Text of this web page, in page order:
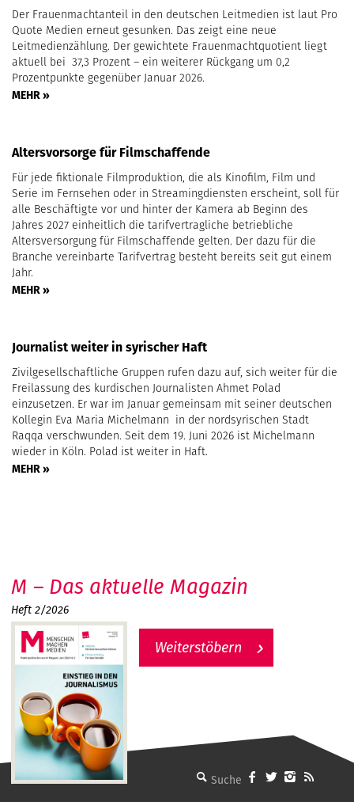
Der Frauenmachtanteil in den deutschen Leitmedien ist laut Pro
Quote Medien erneut gesunken. Das zeigt eine neue
Leitmedienzählung. Der gewichtete Frauenmachtquotient liegt
aktuell bei 37,3 Prozent – ein weiterer Rückgang um 0,2
Prozentpunkte gegenüber Januar 2026.
MEHR »
Altersvorsorge für Filmschaffende
Für jede fiktionale Filmproduktion, die als Kinofilm, Film und
Serie im Fernsehen oder in Streamingdiensten erscheint, soll für
alle Beschäftigte vor und hinter der Kamera ab Beginn des
Jahres 2027 einheitlich die tarifvertragliche betriebliche
Altersversorgung für Filmschaffende gelten. Der dazu für die
Branche vereinbarte Tarifvertrag besteht bereits seit gut einem
Jahr.
MEHR »
Journalist weiter in syrischer Haft
Zivilgesellschaftliche Gruppen rufen dazu auf, sich weiter für die
Freilassung des kurdischen Journalisten Ahmet Polad
einzusetzen. Er war im Januar gemeinsam mit seiner deutschen
Kollegin Eva Maria Michelmann in der nordsyrischen Stadt
Raqqa verschwunden. Seit dem 19. Juni 2026 ist Michelmann
wieder in Köln. Polad ist weiter in Haft.
MEHR »
MMM - Menschen machen Medien
M – Das aktuelle Magazin
Heft 2/2026
Weiterstöbern